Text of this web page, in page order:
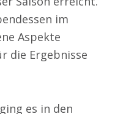
im
Aspekte
die Ergebnisse
es in den